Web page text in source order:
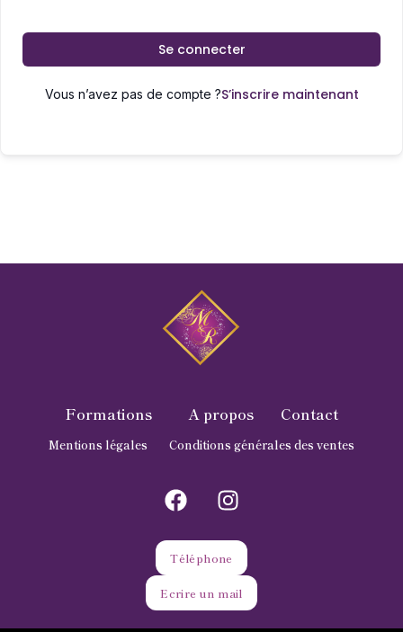
Se connecter
Vous n’avez pas de compte ?S’inscrire maintenant
Formations A propos Contact
Mentions légales Conditions générales des ventes
Téléphone
Ecrire un mail